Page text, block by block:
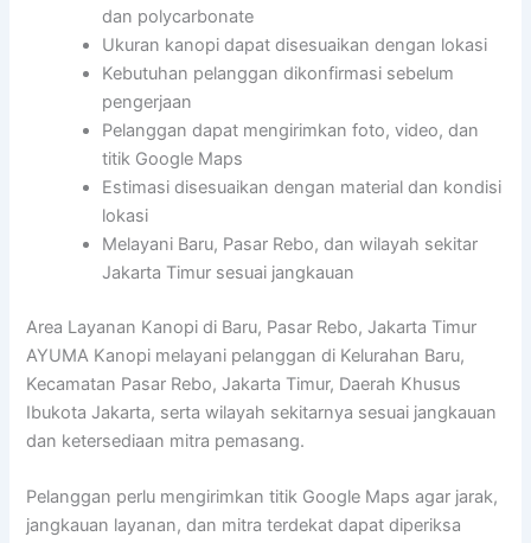
dan polycarbonate
Ukuran kanopi dapat disesuaikan dengan lokasi
Kebutuhan pelanggan dikonfirmasi sebelum
pengerjaan
Pelanggan dapat mengirimkan foto, video, dan
titik Google Maps
Estimasi disesuaikan dengan material dan kondisi
lokasi
Melayani Baru, Pasar Rebo, dan wilayah sekitar
Jakarta Timur sesuai jangkauan
Area Layanan Kanopi di Baru, Pasar Rebo, Jakarta Timur
AYUMA Kanopi melayani pelanggan di Kelurahan Baru,
Kecamatan Pasar Rebo, Jakarta Timur, Daerah Khusus
Ibukota Jakarta, serta wilayah sekitarnya sesuai jangkauan
dan ketersediaan mitra pemasang.
Pelanggan perlu mengirimkan titik Google Maps agar jarak,
jangkauan layanan, dan mitra terdekat dapat diperiksa